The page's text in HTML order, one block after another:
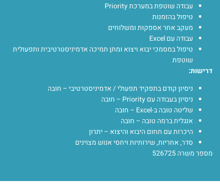
עבודה שוטפת במערכת Priority
טיפול בהזמנות
מעקב אחר אספקות ומשלוחים
עבודה עם Excel
טיפול במסמכי יבוא ויצוא ומתן תמיכה אדמיניסטרטיבית ותפעולית
שוטפת
דרישות:
ניסיון קודם בתפקיד תפעולי / אדמיניסטרטיבי – חובה
ניסיון בעבודה עם Priority – חובה
שליטה טובה ב-Excel – חובה
אנגלית ברמה טובה – חובה
היכרות עם תחום היבוא והיצוא – יתרון
סדר, אחריות, שירותיות ויחסי אנוש מצוינים
מספר משרה 526725